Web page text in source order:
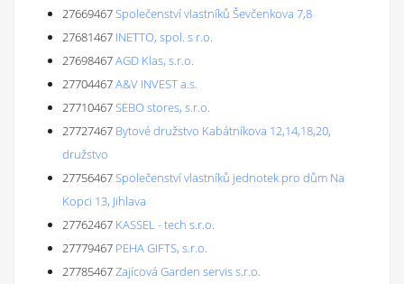
27669467Společenství vlastníků Ševčenkova 7,8
27681467 INETTO, spol. s r.o.
27698467AGD Klas, s.r.o.
27704467A&V INVEST a.s.
27710467SEBO stores, s.r.o.
27727467 Bytové družstvo Kabátníkova 12,14,18,20,
družstvo
27756467Společenství vlastníků jednotek pro dům Na
Kopci 13, Jihlava
27762467 KASSEL - tech s.r.o.
27779467 PEHA GIFTS, s.r.o.
27785467Zajícová Garden servis s.r.o.